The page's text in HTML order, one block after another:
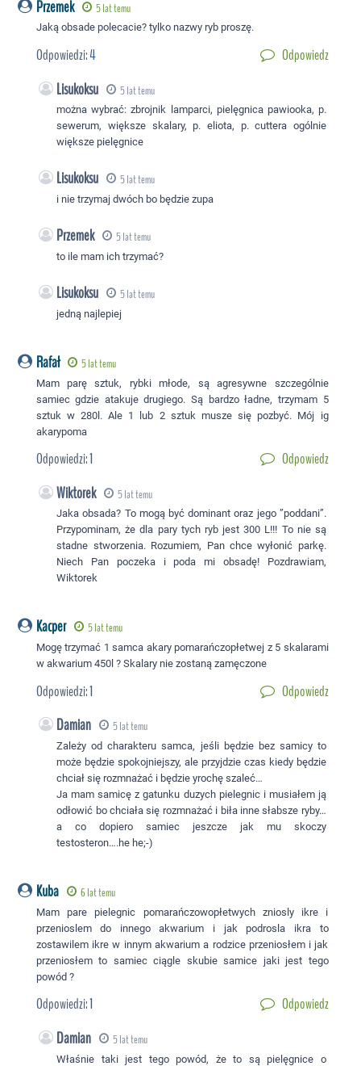
Przemek 5 lat temu
Jaką obsade polecacie? tylko nazwy ryb proszę.
Odpowiedzi:4 Odpowiedz
Lisukoksu 5 lat temu
można wybrać: zbrojnik lamparci, pielęgnica pawiooka, p.
sewerum, większe skalary, p. eliota, p. cuttera ogólnie
większe pielęgnice
Lisukoksu 5 lat temu
i nie trzymaj dwóch bo będzie zupa
Przemek 5 lat temu
to ile mam ich trzymać?
Lisukoksu 5 lat temu
jedną najlepiej
Rafał 5 lat temu
Mam parę sztuk, rybki młode, są agresywne szczególnie
samiec gdzie atakuje drugiego. Są bardzo ładne, trzymam 5
sztuk w 280l. Ale 1 lub 2 sztuk musze się pozbyć. Mój ig
akarypoma
Odpowiedzi:1 Odpowiedz
Wiktorek 5 lat temu
Jaka obsada? To mogą być dominant oraz jego ”poddani”.
Przypominam, że dla pary tych ryb jest 300 L!!! To nie są
stadne stworzenia. Rozumiem, Pan chce wyłonić parkę.
Niech Pan poczeka i poda mi obsadę! Pozdrawiam,
Wiktorek
Kacper 5 lat temu
Mogę trzymać 1 samca akary pomarańczopłetwej z 5 skalarami
w akwarium 450l ? Skalary nie zostaną zamęczone
Odpowiedzi:1 Odpowiedz
Damian 5 lat temu
Zależy od charakteru samca, jeśli będzie bez samicy to
może będzie spokojniejszy, ale przyjdzie czas kiedy będzie
chciał się rozmnażać i będzie yrochę szaleć…
Ja mam samicę z gatunku duzych pielegnic i musiałem ją
odłowić bo chciała się rozmnażać i biła inne słabsze ryby…
a co dopiero samiec jeszcze jak mu skoczy
testosteron….he he;-)
Kuba 6 lat temu
Mam pare pielegnic pomarańczowopłetwych zniosly ikre i
przenioslem do innego akwarium i jak podrosla ikra to
zostawilem ikre w innym akwarium a rodzice przeniosłem i jak
przeniosłem to samiec ciągle skubie samice jaki jest tego
powód ?
Odpowiedzi:1 Odpowiedz
Damian 5 lat temu
Właśnie taki jest tego powód, że to są pielęgnice o